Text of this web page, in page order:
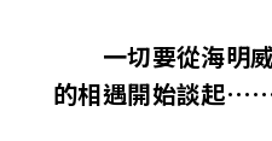
一切要從海明威
的相遇開始談起